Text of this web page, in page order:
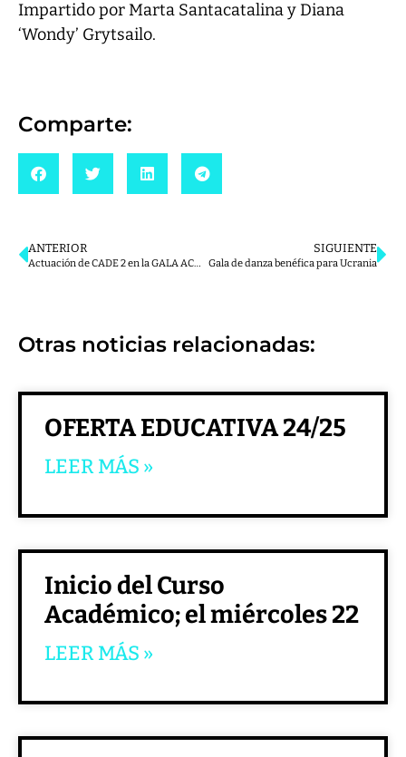
Impartido por Marta Santacatalina y Diana
‘Wondy’ Grytsailo.
Comparte:
ANTERIOR
Actuación de CADE 2 en la GALA ACOVIFA 2022
SIGUIENTE
Gala de danza benéfica para Ucrania
Otras noticias relacionadas:
OFERTA EDUCATIVA 24/25
LEER MÁS »
Inicio del Curso
Académico; el miércoles 22
LEER MÁS »